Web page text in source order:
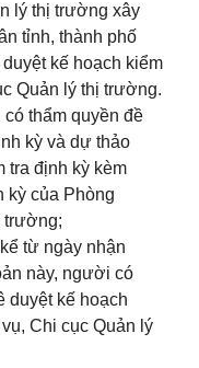
lý thị trường xây
tỉnh, thành phố
kế hoạch kiểm
Quản lý thị trường.
thẩm quyền đề
kỳ và dự thảo
tra định kỳ kèm
kỳ của Phòng
trường;
từ ngày nhận
này, người có
duyệt kế hoạch
Chi cục Quản lý